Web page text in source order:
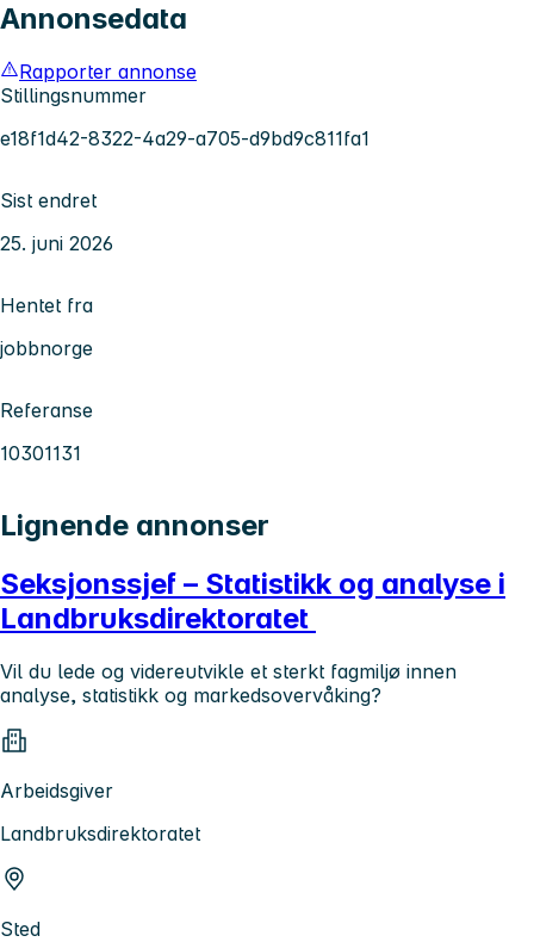
Annonsedata
Rapporter annonse
Stillingsnummer
e18f1d42-8322-4a29-a705-d9bd9c811fa1
Sist endret
25. juni 2026
Hentet fra
jobbnorge
Referanse
10301131
Lignende annonser
Seksjonssjef – Statistikk og analyse i
Landbruksdirektoratet
Vil du lede og videreutvikle et sterkt fagmiljø innen
analyse, statistikk og markedsovervåking?
Arbeidsgiver
Landbruksdirektoratet
Sted